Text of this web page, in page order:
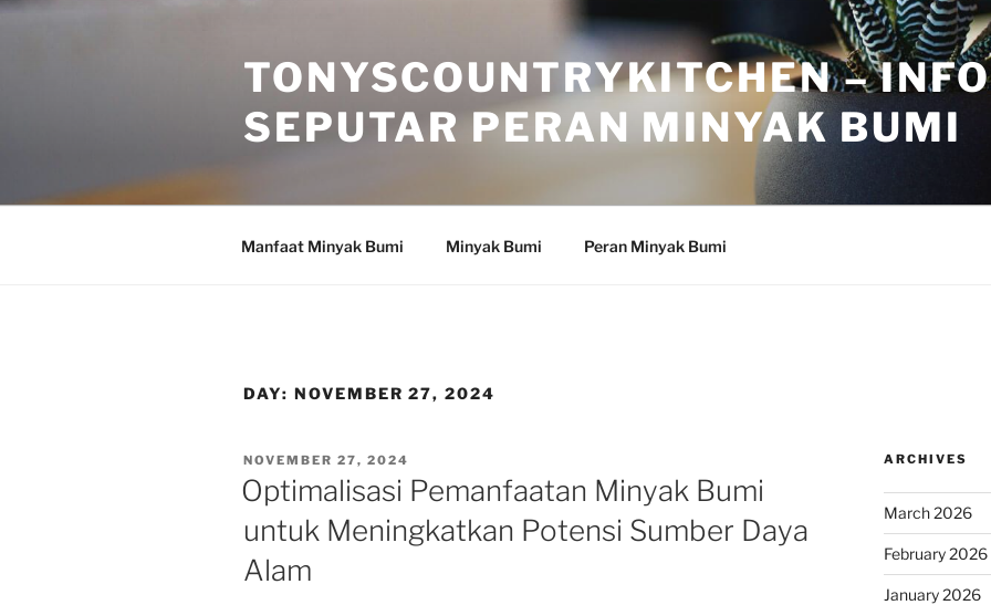
Skip
TONYSCOUNTRYKITCHEN –
SEPUTAR PERAN MINYAK BUMI
Manfaat Minyak Bumi Minyak Bumi Peran Minyak Bumi
DAY: NOVEMBER 27, 2024
POSTED
ON
NOVEMBER 27, 2024
Optimalisasi Pemanfaatan Minyak Bumi
untuk Meningkatkan Potensi Sumber Daya
Alam
ARCHIVES
March 2026
February 2026
January 2026